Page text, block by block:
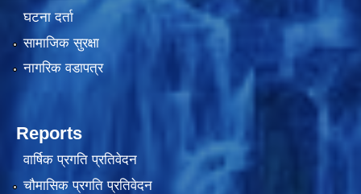
घटना दर्ता
सामाजिक सुरक्षा
नागरिक वडापत्र
Reports
वार्षिक प्रगति प्रतिवेदन
चौमासिक प्रगति प्रतिवेदन